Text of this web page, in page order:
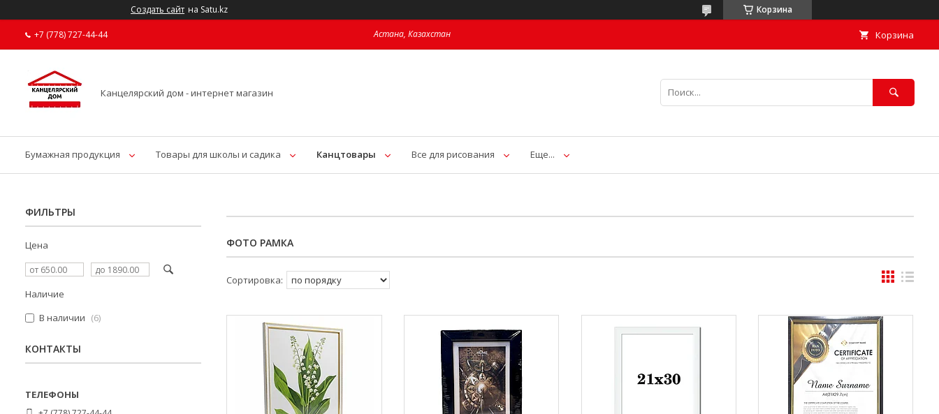
Создать сайт на Satu.kz Корзина
+7 (778) 727-44-44 Астана, Казахстан Корзина
Канцелярский дом - интернет магазин
Бумажная продукция Товары для школы и садика Канцтовары Все для рисования Еще...
ФОТО РАМКА
ФИЛЬТРЫ
Цена
Наличие
В наличии
6
КОНТАКТЫ